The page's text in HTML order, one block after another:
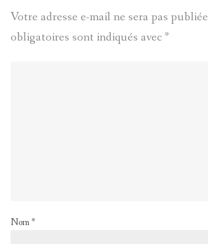
Votre adresse e-mail ne sera pas
obligatoires sont indiqués avec*
Nom*